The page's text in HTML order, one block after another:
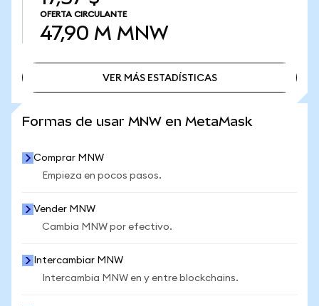
OFERTA CIRCULANTE
47,90 M MNW
VER MÁS ESTADÍSTICAS
Formas de usar MNW en MetaMask
Comprar MNW
Empieza en pocos pasos.
Vender MNW
Cambia MNW por efectivo.
Intercambiar MNW
Intercambia MNW en y entre blockchains.